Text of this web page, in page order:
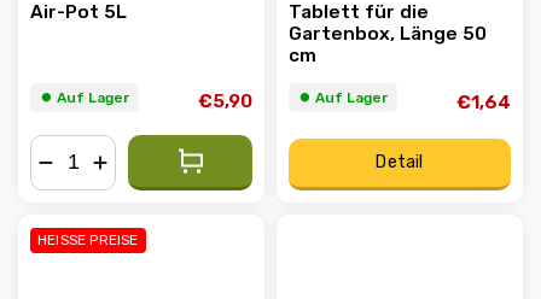
Air-Pot 5L
⏺︎ Auf Lager €5,90
Tablett für die
Gartenbox, Länge 50
cm
⏺︎ Auf Lager €1,64
Detail
HEISSE PREISE